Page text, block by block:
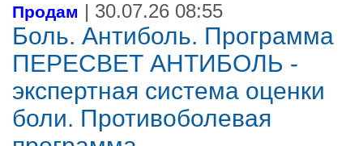
Продам | 30.07.26 08:55
Боль. Антиболь. Программа
ПЕРЕСВЕТ АНТИБОЛЬ -
экспертная система оценки
боли. Противоболевая